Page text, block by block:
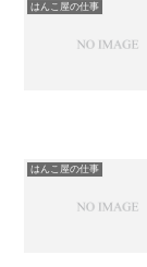
はんこ屋の仕事
はんこ屋の仕事